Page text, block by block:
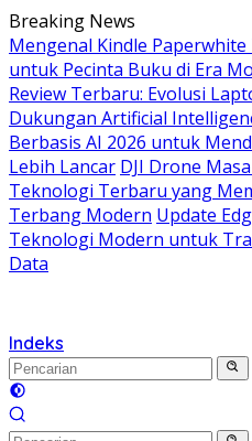
Langsung
ke
konten
Breaking News
Mengenal Kindle
untuk Pecinta Buku di Era
Review Terbaru: Evolusi
Dukungan Artificial
Berbasis AI 2026 untuk
Lebih Lancar DJI Drone
Teknologi Terbaru yang
Terbang Modern Update
Teknologi Modern untuk
Data
Indeks